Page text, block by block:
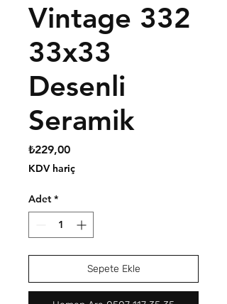
Vintage 332
33x33
Desenli
Seramik
₺229,00Fiyat
KDV hariç
Adet *
Sepete Ekle